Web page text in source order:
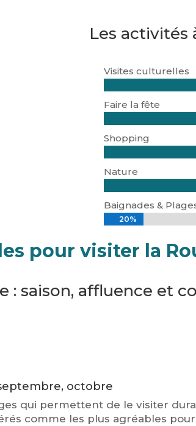
Les activités
Visites culturelles
Faire la fête
Shopping
Nature
Baignades &
20%
20%
pour visiter la
: saison, affluence et
octobre
qui permettent de le visiter
comme les plus agréables